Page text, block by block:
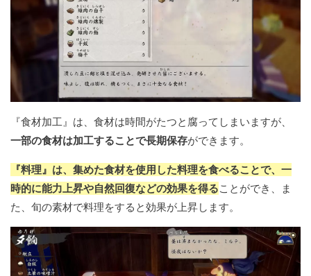
『食材加工』は、食材は時間がたつと腐ってしまいますが、
一部の食材は加工することで長期保存ができます。
『料理』は、集めた食材を使用した料理を食べることで、一
時的に能力上昇や自然回復などの効果を得ることができ、ま
た、旬の素材で料理をすると効果が上昇します。